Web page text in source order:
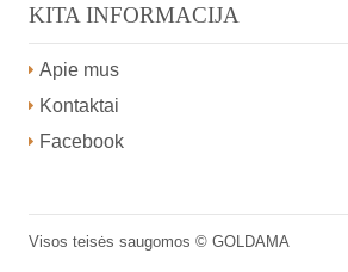
KITA INFORMACIJA
Apie mus
Kontaktai
Facebook
Visos teisės saugomos © GOLDAMA